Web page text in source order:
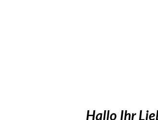
Hallo Ihr